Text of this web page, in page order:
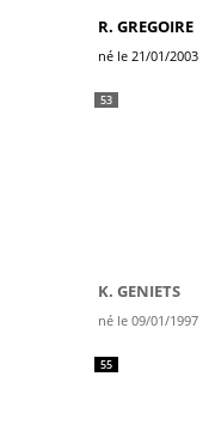
R. GREGOIRE
né le 21/01/2003
53
K. GENIETS
né le 09/01/1997
55